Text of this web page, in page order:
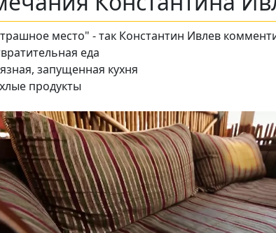
место" - так Константин Ивлев
еда
запущенная кухня
продукты